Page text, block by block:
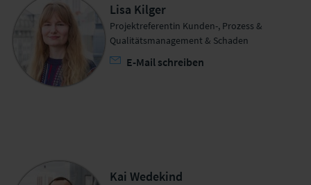
Lisa Kilger
Projektreferentin Kunden-, Prozess &
Qualitätsmanagement & Schaden
E-Mail schreiben
Kai Wedekind